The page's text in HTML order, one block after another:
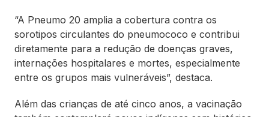
“A Pneumo 20 amplia a cobertura contra os
sorotipos circulantes do pneumococo e contribui
diretamente para a redução de doenças graves,
internações hospitalares e mortes, especialmente
entre os grupos mais vulneráveis”, destaca.
Além das crianças de até cinco anos, a vacinação